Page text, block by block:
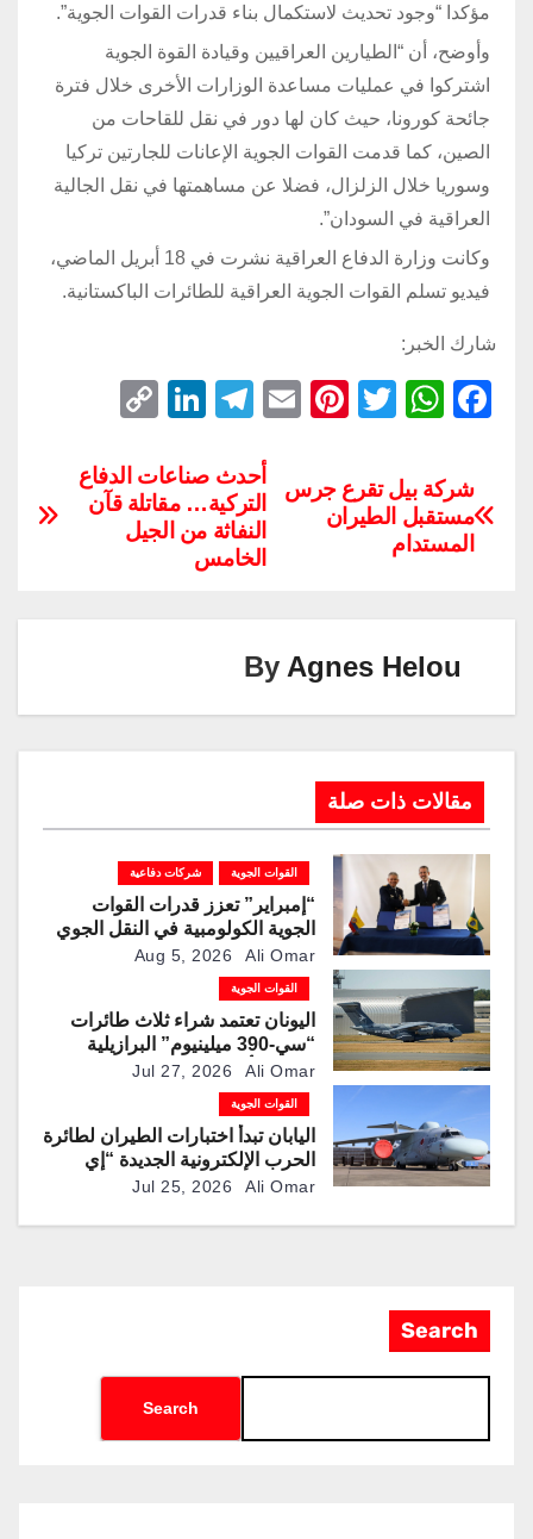
مؤكدا “وجود تحديث لاستكمال بناء قدرات القوات الجوية”.
وأوضح، أن “الطيارين العراقيين وقيادة القوة الجوية
اشتركوا في عمليات مساعدة الوزارات الأخرى خلال فترة
جائحة كورونا، حيث كان لها دور في نقل للقاحات من
الصين، كما قدمت القوات الجوية الإعانات للجارتين تركيا
وسوريا خلال الزلزال، فضلا عن مساهمتها في نقل الجالية
العراقية في السودان”.
وكانت وزارة الدفاع العراقية نشرت في 18 أبريل الماضي،
فيديو تسلم القوات الجوية العراقية للطائرات الباكستانية.
شارك الخبر:
F
c
e
b
k
W
at
s
A
T
tt
er
Pi
e
E
ail
T
e
gr
a
Li
k
e
dI
p
y
أحدث صناعات الدفاع
التركية… مقاتلة قآن
النفاثة من الجيل
الخامس
شركة بيل تقرع جرس
مستقبل الطيران
المستدام
By Agnes Helou
مقالات ذات صلة
القوات الجوية شركات دفاعية
“إمبراير” تعزز قدرات القوات
الجوية الكولومبية في النقل الجوي
والتزوّد بالوقود جوًا من خلال
ميلينيوم”
Aug 5, 2026 Ali Omar
القوات الجوية
اليونان تعتمد شراء ثلاث طائرات
“سي-390 ميلينيوم” البرازيلية
لتحديث أسطول النقل العسكري
Jul 27, 2026 Ali Omar
القوات الجوية
اليابان تبدأ اختبارات الطيران لطائرة
الحرب الإلكترونية الجديدة “إي
سي-2”
Jul 25, 2026 Ali Omar
Search
Search